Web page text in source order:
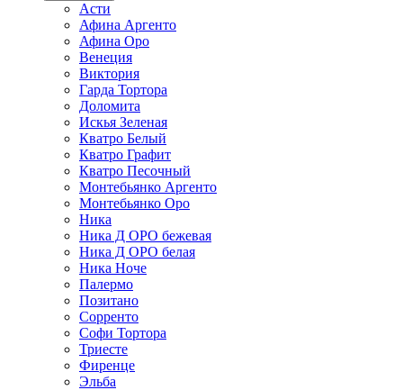
Асти
Афина Аргенто
Афина Оро
Венеция
Виктория
Гарда Тортора
Доломита
Искья Зеленая
Кватро Белый
Кватро Графит
Кватро Песочный
Монтебьянко Аргенто
Монтебьянко Оро
Ника
Ника Д ОРО бежевая
Ника Д ОРО белая
Ника Ноче
Палермо
Позитано
Сорренто
Софи Тортора
Триесте
Фиренце
Эльба